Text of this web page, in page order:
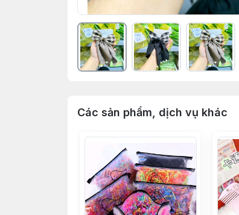
Các sản phẩm, dịch vụ khác